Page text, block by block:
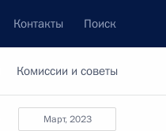
Контакты Поиск
Комиссии и советы
март, 2023